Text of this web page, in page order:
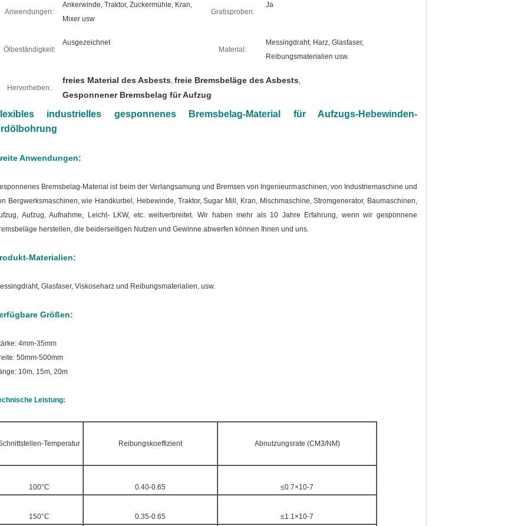
Anwendungen:
Ankerwinde, Traktor, Zuckermühle, Kran,
Mixer usw
Gratisproben:
Ja
Ölbeständigkeit:
Ausgezeichnet
Material:
Messingdraht, Harz, Glasfaser,
Reibungsmaterialien usw.
Hervorheben:
freies Material des Asbests, freie Bremsbeläge des Asbests,
Gesponnener Bremsbelag für Aufzug
industrielles gesponnenes Bremsbelag-Material für Aufzugs-Hebewinden-
Anwendungen:
Bremsbelag-Material ist beim der Verlangsamung und Bremsen von Ingenieurmaschinen, von Industriemaschine und
Bergwerksmaschinen, wie Handkurbel, Hebewinde, Traktor, Sugar Mill, Kran, Mischmaschine, Stromgenerator, Baumaschinen,
Aufzug, Aufnahme, Leicht- LKW, etc. weitverbreitet. Wir haben mehr als 10 Jahre Erfahrung, wenn wir gesponnene
herstellen, die beiderseitigen Nutzen und Gewinne abwerfen können Ihnen und uns.
Materialien:
draht, Glasfaser, Viskoseharz und Reibungsmaterialien, usw.
Größen:
4mm-35mm
50mm-500mm
10m, 15m, 20m
Leistung:
Temperatur Reibungskoeffizient Abnutzungsrate (CM3/NM)
100°C 0.40-0.65 ≤0.7×10-7
150°C 0.35-0.65 ≤1.1×10-7